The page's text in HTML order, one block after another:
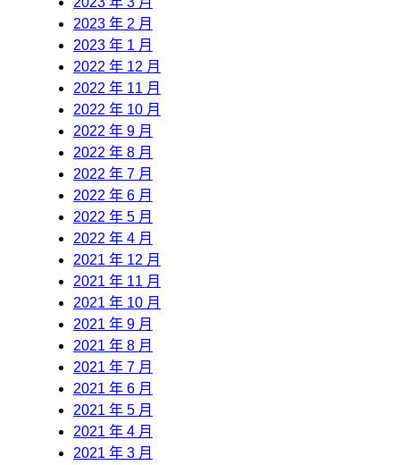
2023 年 2 月
2023 年 1 月
2022 年 12 月
2022 年 11 月
2022 年 10 月
2022 年 9 月
2022 年 8 月
2022 年 7 月
2022 年 6 月
2022 年 5 月
2022 年 4 月
2021 年 12 月
2021 年 11 月
2021 年 10 月
2021 年 9 月
2021 年 8 月
2021 年 7 月
2021 年 6 月
2021 年 5 月
2021 年 4 月
2021 年 3 月